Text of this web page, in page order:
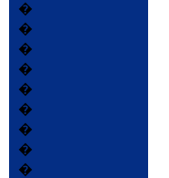
�
�
�
�
�
�
�
�
�